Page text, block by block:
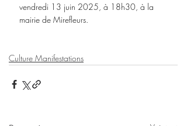
vendredi 13 juin 2025, à 18h30, à la
mairie de Mirefleurs.
Culture Manifestations